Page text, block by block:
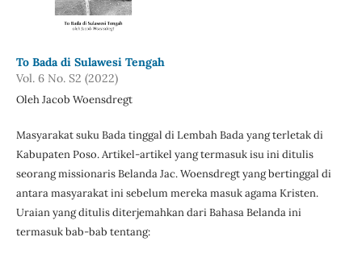
To Bada di Sulawesi Tengah
Vol. 6 No. S2 (2022)
Oleh Jacob Woensdregt
Masyarakat suku Bada tinggal di Lembah Bada yang terletak di
Kabupaten Poso. Artikel-artikel yang termasuk isu ini ditulis
seorang missionaris Belanda Jac. Woensdregt yang bertinggal di
antara masyarakat ini sebelum mereka masuk agama Kristen.
Uraian yang ditulis diterjemahkan dari Bahasa Belanda ini
termasuk bab-bab tentang: